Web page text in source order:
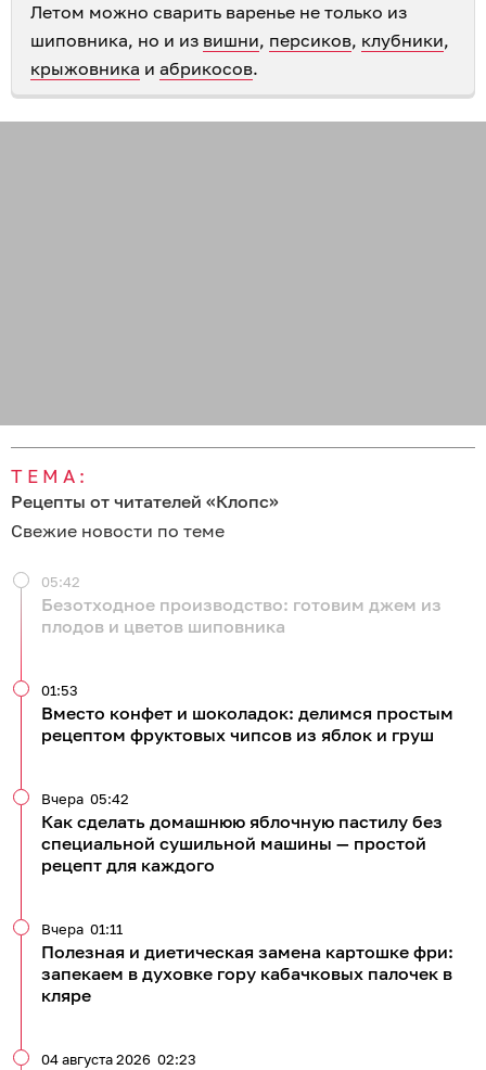
Летом можно сварить варенье не только из
шиповника, но и из вишни, персиков, клубники,
крыжовника и абрикосов.
ТЕМА:
Рецепты от читателей «Клопс»
Свежие новости по теме
Безотходное производство: готовим джем из
плодов и цветов шиповника
05:42
Вместо конфет и шоколадок: делимся простым
рецептом фруктовых чипсов из яблок и груш
01:53
Как сделать домашнюю яблочную пастилу без
специальной сушильной машины — простой
рецепт для каждого
Вчера 05:42
Полезная и диетическая замена картошке фри:
запекаем в духовке гору кабачковых палочек в
кляре
Вчера 01:11
04 августа 2026 02:23